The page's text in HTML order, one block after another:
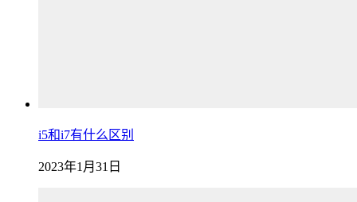
i5和i7有什么区别
2023年1月31日